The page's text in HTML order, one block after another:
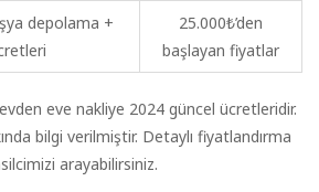
depolama +
25.000₺’den
başlayan fiyatlar
eve nakliye 2024 güncel ücretleridir.
bilgi verilmiştir. Detaylı fiyatlandırma
arayabilirsiniz.